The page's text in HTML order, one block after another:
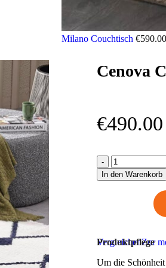
Milano Couchtisch €590.00
Cenova
€490.00
In den Warenkorb
VergleichenZur
Produktpflege
Um die